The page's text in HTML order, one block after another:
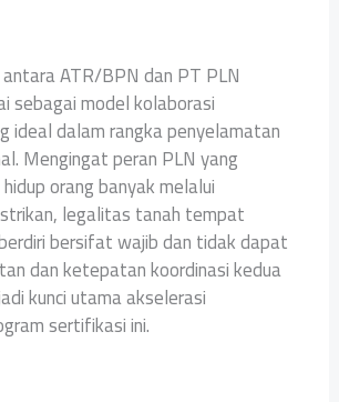
ATR/BPN dan PT PLN
sebagai model kolaborasi
ideal dalam rangka penyelamatan
Mengingat peran PLN yang
orang banyak melalui
legalitas tanah tempat
bersifat wajib dan tidak dapat
dan ketepatan koordinasi kedua
kunci utama akselerasi
sertifikasi ini.